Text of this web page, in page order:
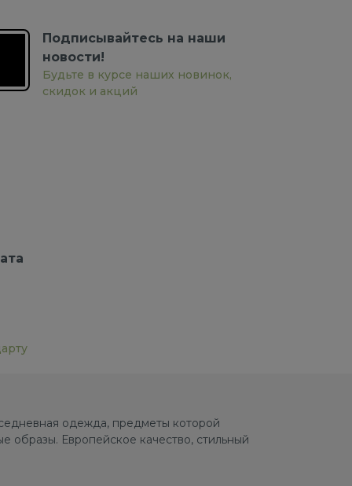
Подписывайтесь на наши
новости!
Будьте в курсе наших новинок,
скидок и акций
одежда, предметы которой
образы. Европейское качество, стильный